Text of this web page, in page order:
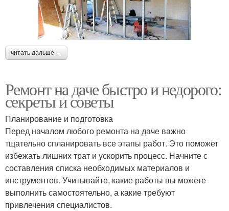
читать дальше →
Ремонт на даче быстро и недорого:
секреты и советы
Планирование и подготовка
Перед началом любого ремонта на даче важно
тщательно спланировать все этапы работ. Это поможет
избежать лишних трат и ускорить процесс. Начните с
составления списка необходимых материалов и
инструментов. Учитывайте, какие работы вы можете
выполнить самостоятельно, а какие требуют
привлечения специалистов.